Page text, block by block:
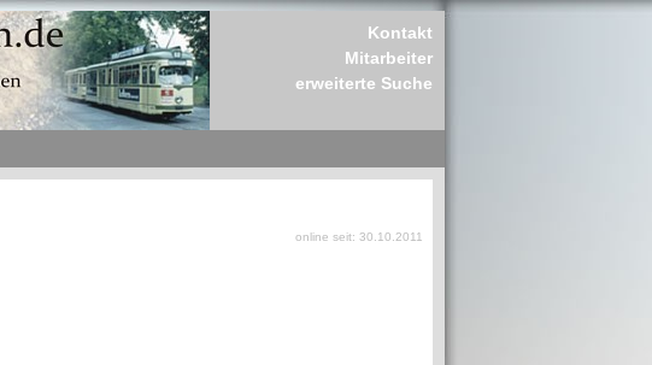
Kontakt
Mitarbeiter
erweiterte Suche
online seit: 30.10.2011